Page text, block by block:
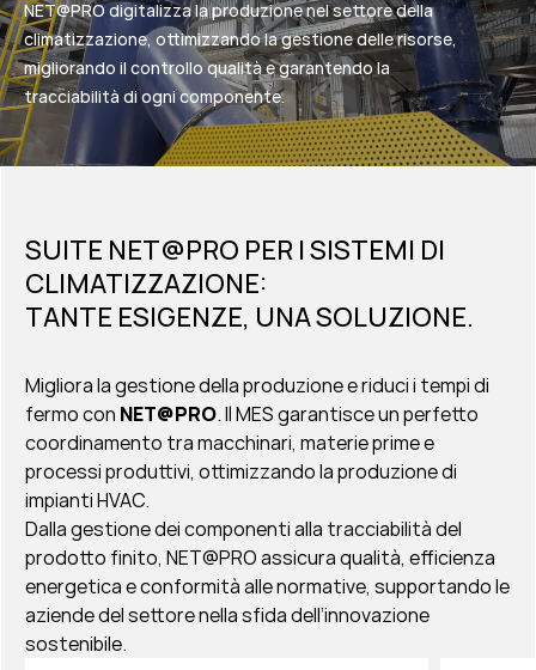
NET@PRO digitalizza la produzione nel settore della
climatizzazione, ottimizzando la gestione delle risorse,
migliorando il controllo qualità e garantendo la
tracciabilità di ogni componente.
SUITE NET@PRO PER I SISTEMI DI
CLIMATIZZAZIONE:
TANTE ESIGENZE, UNA SOLUZIONE.
Migliora la gestione della produzione e riduci i tempi di
fermo con NET@PRO. Il MES garantisce un perfetto
coordinamento tra macchinari, materie prime e
processi produttivi, ottimizzando la produzione di
impianti HVAC.
Dalla gestione dei componenti alla tracciabilità del
prodotto finito, NET@PRO assicura qualità, efficienza
energetica e conformità alle normative, supportando le
aziende del settore nella sfida dell’innovazione
sostenibile.